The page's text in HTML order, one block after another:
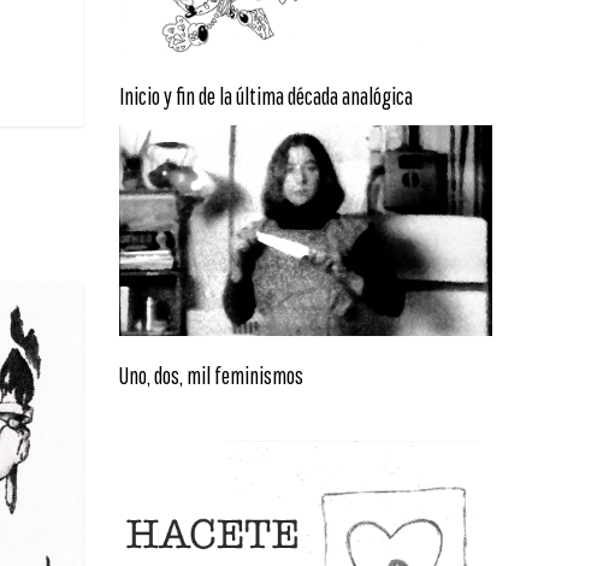
Inicio y fin de la última década analógica
Uno, dos, mil feminismos